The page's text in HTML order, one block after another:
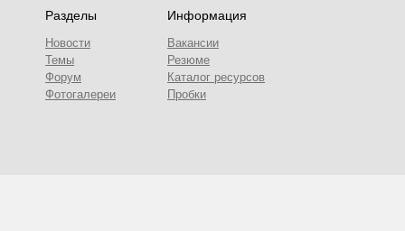
Разделы
Новости
Темы
Форум
Фотогалереи
Информация
Вакансии
Резюме
Каталог ресурсов
Пробки